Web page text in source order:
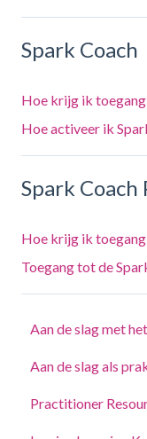
Spark Coach
Hoe krijg ik
Hoe activeer ik
Spark Coach
Hoe krijg ik
Toegang tot de
Aan de slag met
Beantwoord
Log in op uw
Aan de slag als
Een project
Practitioner